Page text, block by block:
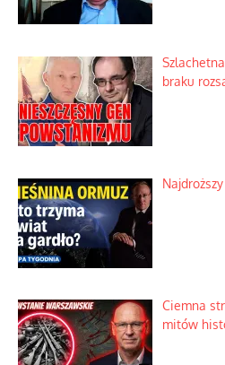
braku
Ciemna
mitów